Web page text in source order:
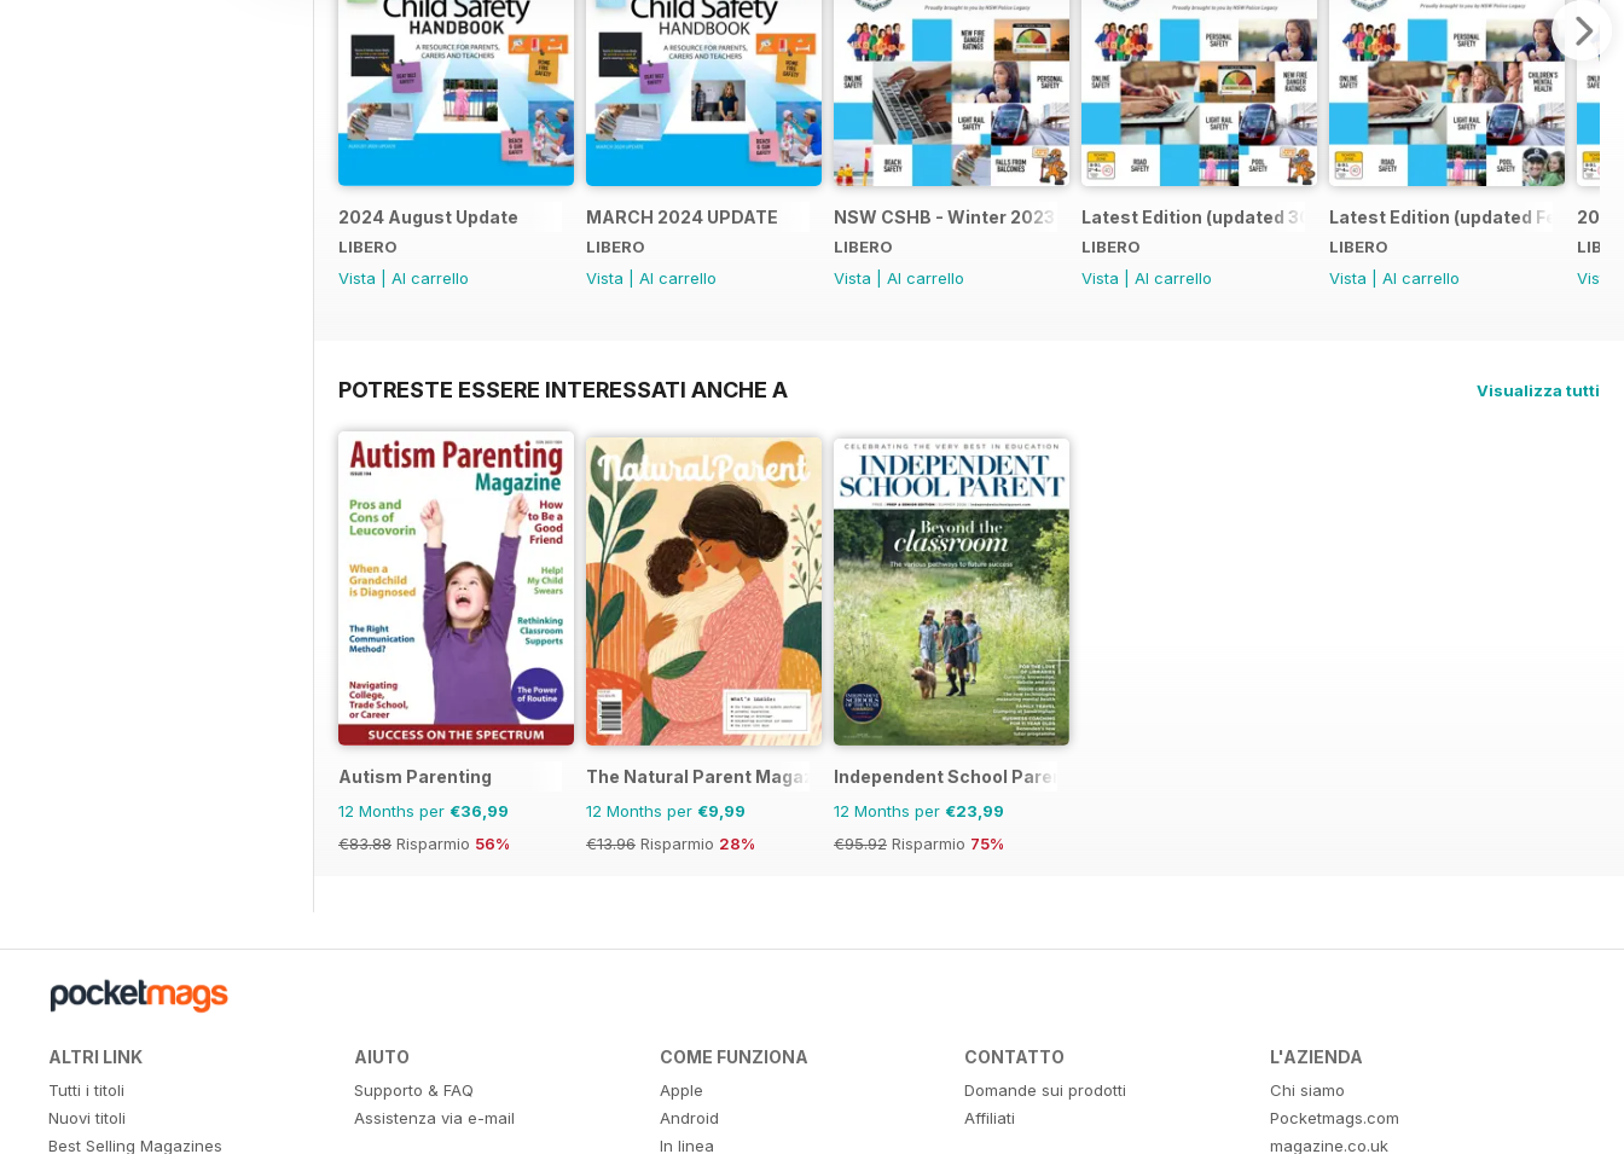
2024 August Update
LIBERO
Vista
Al carrello
MARCH 2024 UPDATE
LIBERO
Vista
Al carrello
NSW CSHB - Winter 2023
LIBERO
Vista
Al carrello
Latest Edition (updated 30 January 2023)
LIBERO
Vista
Al carrello
Latest Edition (updated Feb 2022)
LIBERO
Vista
Al carrello
2021
Vista
POTRESTE ESSERE INTERESSATI ANCHE A Visualizza tutti
Autism Parenting
12 Months per €36,99
€83.88 Risparmio 56%
The Natural Parent Magazine
12 Months per €9,99
€13.96 Risparmio 28%
Independent School Parent
12 Months per €23,99
€95.92 Risparmio 75%
ALTRI LINK
Tutti i titoli
Nuovi titoli
Best Selling Magazines
AIUTO
Supporto & FAQ
Assistenza via e-mail
COME FUNZIONA
Apple
Android
In linea
CONTATTO
Domande sui prodotti
Affiliati
L'AZIENDA
Chi siamo
Pocketmags.com
magazine.co.uk